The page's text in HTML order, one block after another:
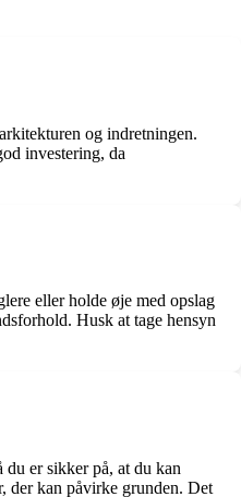
og indretningen.
investering, da
eller holde øje med opslag
Husk at tage hensyn
er sikker på, at du kan
der kan påvirke grunden. Det